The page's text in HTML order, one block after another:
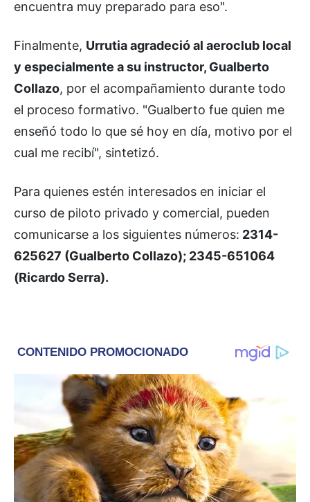
encuentra muy preparado para eso".
Finalmente, Urrutia agradeció al aeroclub local
y especialmente a su instructor, Gualberto
Collazo, por el acompañamiento durante todo
el proceso formativo. "Gualberto fue quien me
enseñó todo lo que sé hoy en día, motivo por el
cual me recibí", sintetizó.
Para quienes estén interesados en iniciar el
curso de piloto privado y comercial, pueden
comunicarse a los siguientes números: 2314-
625627 (Gualberto Collazo); 2345-651064
(Ricardo Serra).